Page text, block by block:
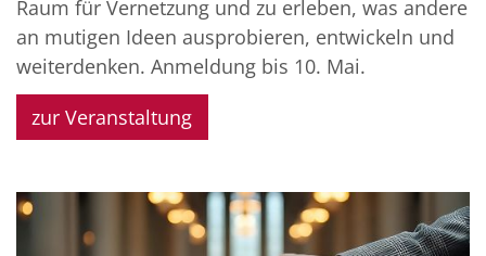
Raum für Vernetzung und zu erleben, was andere
an mutigen Ideen ausprobieren, entwickeln und
weiterdenken. Anmeldung bis 10. Mai.
zur Veranstaltung